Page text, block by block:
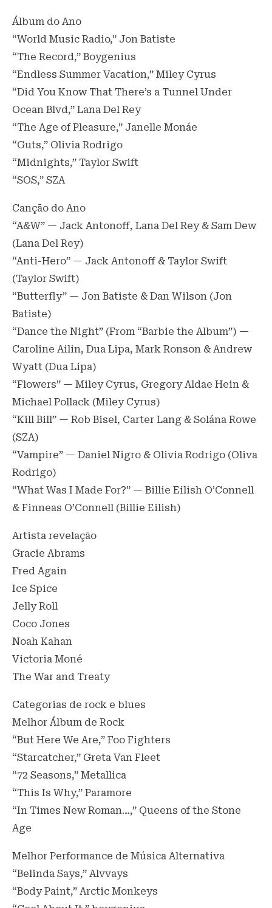
Álbum do Ano
“World Music Radio,” Jon Batiste
“The Record,” Boygenius
“Endless Summer Vacation,” Miley Cyrus
“Did You Know That There’s a Tunnel Under
Ocean Blvd,” Lana Del Rey
“The Age of Pleasure,” Janelle Monáe
“Guts,” Olivia Rodrigo
“Midnights,” Taylor Swift
“SOS,” SZA
Canção do Ano
“A&W” — Jack Antonoff, Lana Del Rey & Sam Dew
(Lana Del Rey)
“Anti-Hero” — Jack Antonoff & Taylor Swift
(Taylor Swift)
“Butterfly” — Jon Batiste & Dan Wilson (Jon
Batiste)
“Dance the Night” (From “Barbie the Album”) —
Caroline Ailin, Dua Lipa, Mark Ronson & Andrew
Wyatt (Dua Lipa)
“Flowers” — Miley Cyrus, Gregory Aldae Hein &
Michael Pollack (Miley Cyrus)
“Kill Bill” — Rob Bisel, Carter Lang & Solána Rowe
(SZA)
“Vampire” — Daniel Nigro & Olivia Rodrigo (Oliva
Rodrigo)
“What Was I Made For?” — Billie Eilish O’Connell
& Finneas O’Connell (Billie Eilish)
Artista revelação
Gracie Abrams
Fred Again
Ice Spice
Jelly Roll
Coco Jones
Noah Kahan
Victoria Moné
The War and Treaty
Categorias de rock e blues
Melhor Álbum de Rock
“But Here We Are,” Foo Fighters
“Starcatcher,” Greta Van Fleet
“72 Seasons,” Metallica
“This Is Why,” Paramore
“In Times New Roman…,” Queens of the Stone
Age
Melhor Performance de Música Alternativa
“Belinda Says,” Alvvays
“Body Paint,” Arctic Monkeys